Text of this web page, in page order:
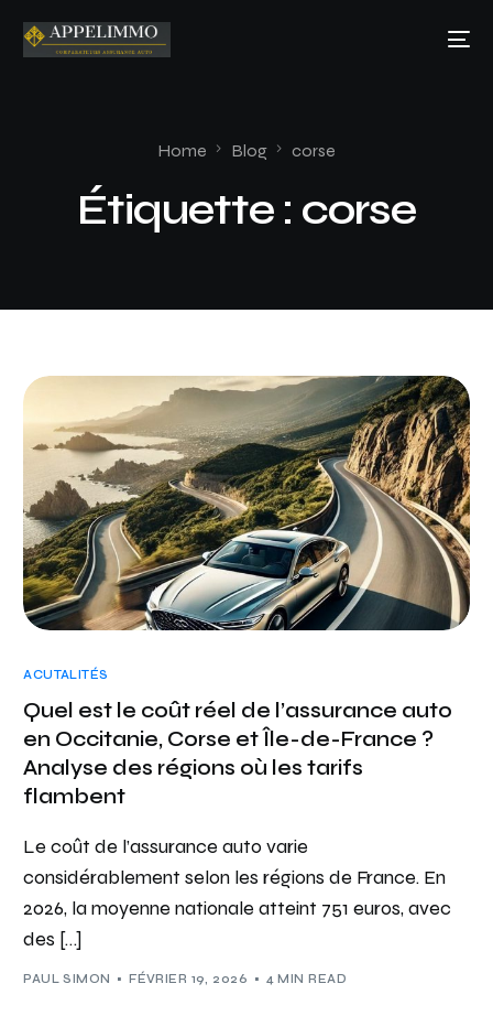
Home Blog corse
Étiquette : corse
ACUTALITÉS
Quel est le coût réel de l’assurance auto
en Occitanie, Corse et Île-de-France ?
Analyse des régions où les tarifs
flambent
Le coût de l’assurance auto varie
considérablement selon les régions de France. En
2026, la moyenne nationale atteint 751 euros, avec
des […]
PAUL SIMON FÉVRIER 19, 2026 4 MIN READ